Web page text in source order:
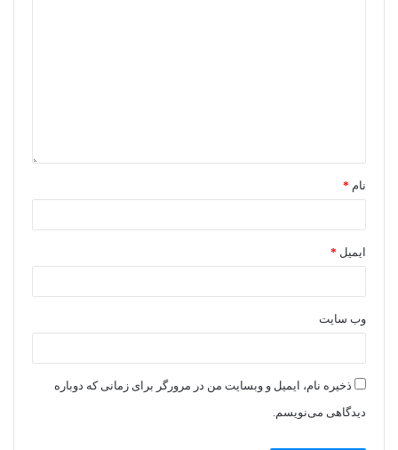
نام *
ایمیل *
وب‌ سایت
ذخیره نام، ایمیل و وبسایت من در مرورگر برای زمانی که دوباره
دیدگاهی می‌نویسم.